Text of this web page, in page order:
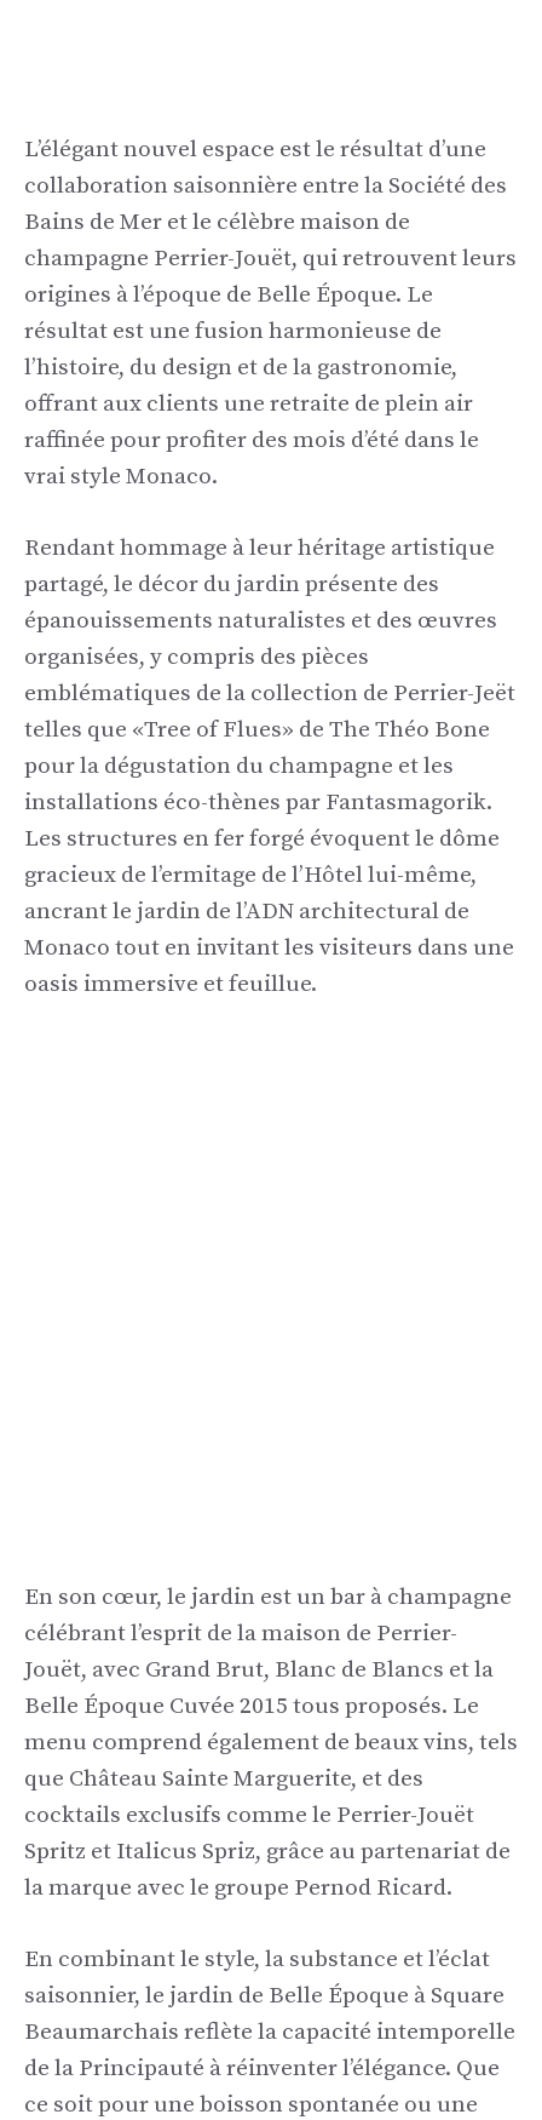
L’élégant nouvel espace est le résultat d’une
collaboration saisonnière entre la Société des
Bains de Mer et le célèbre maison de
champagne Perrier-Jouët, qui retrouvent leurs
origines à l’époque de Belle Époque. Le
résultat est une fusion harmonieuse de
l’histoire, du design et de la gastronomie,
offrant aux clients une retraite de plein air
raffinée pour profiter des mois d’été dans le
vrai style Monaco.
Rendant hommage à leur héritage artistique
partagé, le décor du jardin présente des
épanouissements naturalistes et des œuvres
organisées, y compris des pièces
emblématiques de la collection de Perrier-Jeët
telles que «Tree of Flues» de The Théo Bone
pour la dégustation du champagne et les
installations éco-thènes par Fantasmagorik.
Les structures en fer forgé évoquent le dôme
gracieux de l’ermitage de l’Hôtel lui-même,
ancrant le jardin de l’ADN architectural de
Monaco tout en invitant les visiteurs dans une
oasis immersive et feuillue.
En son cœur, le jardin est un bar à champagne
célébrant l’esprit de la maison de Perrier-
Jouët, avec Grand Brut, Blanc de Blancs et la
Belle Époque Cuvée 2015 tous proposés. Le
menu comprend également de beaux vins, tels
que Château Sainte Marguerite, et des
cocktails exclusifs comme le Perrier-Jouët
Spritz et Italicus Spriz, grâce au partenariat de
la marque avec le groupe Pernod Ricard.
En combinant le style, la substance et l’éclat
saisonnier, le jardin de Belle Époque à Square
Beaumarchais reflète la capacité intemporelle
de la Principauté à réinventer l’élégance. Que
ce soit pour une boisson spontanée ou une